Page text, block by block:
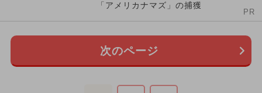
「アメリカナマズ」の捕獲
PR
次のページ